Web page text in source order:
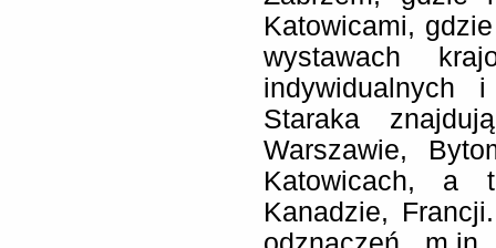
Katowicami,
wystawach
indywidualnych
Staraka
Warszawie,
Katowicach, a
Kanadzie,